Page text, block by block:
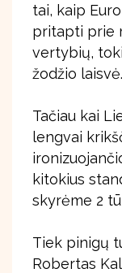
tai, kaip
pritapti prie
vertybių,
žodžio laisvė.
Tačiau kai
lengvai
kitokius
skyrėme 2
Tiek pinigų
Robertas